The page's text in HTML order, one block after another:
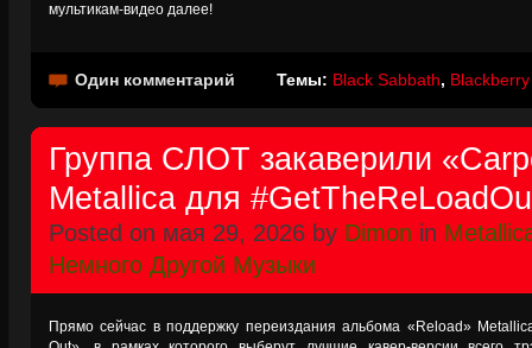
мультикам-видео далее!
Один комментарий Темы: Black Sabbath,
Группа СЛОТ закаверили
Metallica для
Posted on мая 29, 2026 by Dimon in
Немного Другой Музыки
Прямо сейчас в поддержку переиздания альбома «Reload»